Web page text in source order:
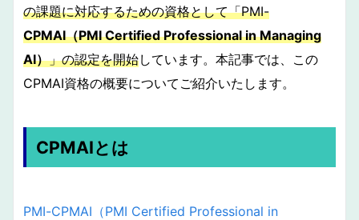
の課題に対応するための資格として「PMI-
CPMAI（PMI Certified Professional in Managing
AI）」の認定を開始しています。本記事では、この
CPMAI資格の概要についてご紹介いたします。
CPMAIとは
PMI-CPMAI（PMI Certified Professional in